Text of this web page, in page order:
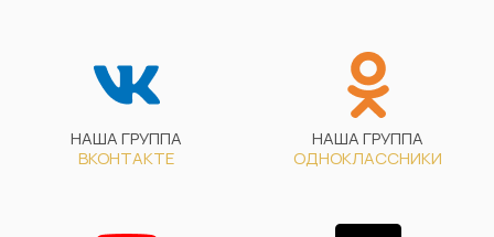
НАША ГРУППА
ВКОНТАКТЕ
НАША ГРУППА
ОДНОКЛАССНИКИ